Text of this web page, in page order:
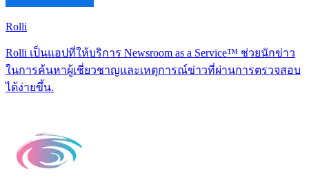
Rolli
Rolli เป็นแอปที่ให้บริการ Newsroom as a Service™ ช่วยนักข่าว
ในการค้นหาผู้เชี่ยวชาญและเหตุการณ์ข่าวที่ผ่านการตรวจสอบ
ได้ง่ายขึ้น.